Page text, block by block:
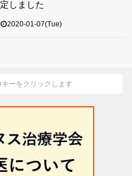
定しました
2020-01-07(Tue)